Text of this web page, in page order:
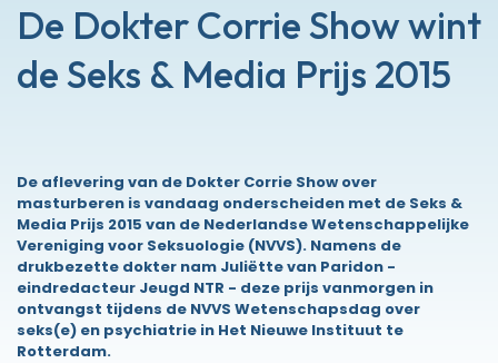
De Dokter Corrie Show wint
de Seks & Media Prijs 2015
De aflevering van de Dokter Corrie Show over
masturberen is vandaag onderscheiden met de Seks &
Media Prijs 2015 van de Nederlandse Wetenschappelijke
Vereniging voor Seksuologie (NVVS). Namens de
drukbezette dokter nam Juliëtte van Paridon -
eindredacteur Jeugd NTR - deze prijs vanmorgen in
ontvangst tijdens de NVVS Wetenschapsdag over
seks(e) en psychiatrie in Het Nieuwe Instituut te
Rotterdam.